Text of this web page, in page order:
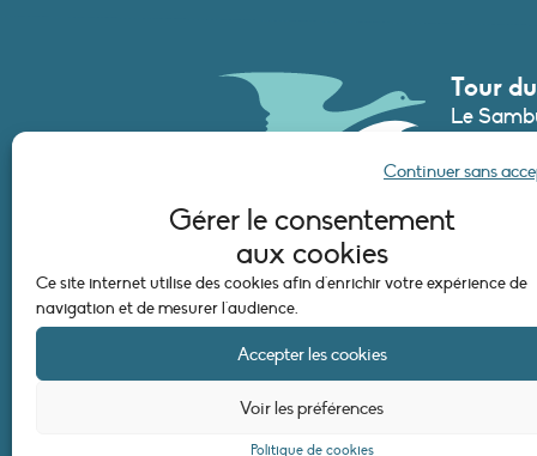
Gérer le consentement
aux cookies
Ce site internet utilise des cookies afin d'enrichir votre expérience de
navigation et de mesurer l'audience.
Accepter les cookies
Continuer sans
Voir les préférences
Politique de cookies
Tour
Le
+33